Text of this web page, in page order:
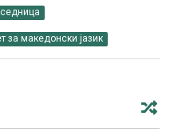
седница
за македонски јазик